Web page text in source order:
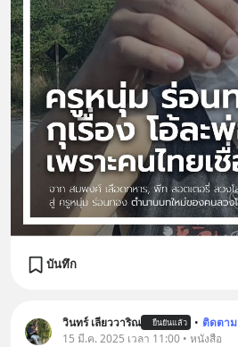
บันทึก
วินทร์ เลียววาริณ ยืนยันแล้ว • ติดตาม
15 มี.ค. 2025 เวลา 11:00 • หนังสือ